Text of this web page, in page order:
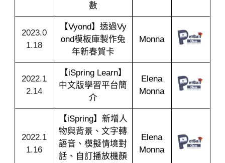
數
2023.0
1.18
【Vyond】透過Vy
ond模板庫製作兔
年新春賀卡
Monna
2022.1
2.14
【iSpring Learn】
中文版學習平台簡
介
Elena
Monna
2022.1
1.16
【iSpring】新增人
物與背景、文字轉
語音、模擬情境對
話、自訂播放機顏
Elena
Monna